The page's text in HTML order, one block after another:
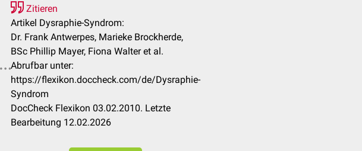
Zitieren
Artikel Dysraphie-Syndrom:
Dr. Frank Antwerpes, Marieke Brockherde,
BSc Phillip Mayer, Fiona Walter et al.
Abrufbar unter:
https://flexikon.doccheck.com/de/Dysraphie-
Syndrom
DocCheck Flexikon 03.02.2010. Letzte
Bearbeitung 12.02.2026